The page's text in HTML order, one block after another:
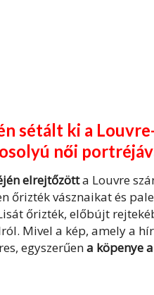
sétált ki a
női
elrejtőzötta Louvre
őrizték vásznaikat és
őrizték, előbújt
Mivel a kép, amely a
egyszerűena köpenye